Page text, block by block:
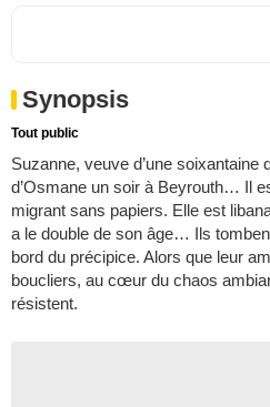
Synopsis
Tout public
Suzanne, veuve d’une soixantaine
d’Osmane un soir à Beyrouth… Il
migrant sans papiers. Elle est
a le double de son âge… Ils
bord du précipice. Alors que leur
boucliers, au cœur du chaos
résistent.